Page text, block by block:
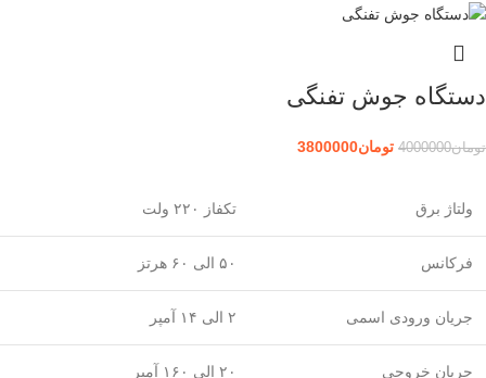
دستگاه جوش تفنگی
تومان4000000 تومان3800000
ولتاژ برق تکفاز ۲۲۰ ولت
فرکانس ۵۰ الی ۶۰ هرتز
جریان ورودی اسمی ۲ الی ۱۴ آمپر
جریان خروجی ۲۰ الی ۱۶۰ آمپر